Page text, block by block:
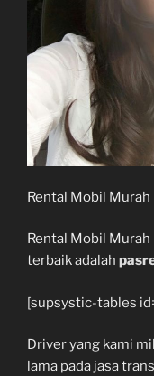
Rental Mobil
Rental Mobil
terbaik adalah
[supsystic-tables
Driver yang kami
lama pada jasa